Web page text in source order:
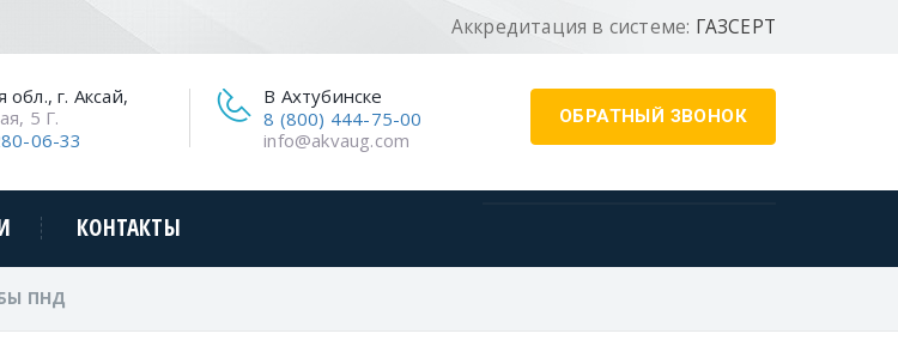
Аккредитация в системе: ГАЗСЕРТ
ОБРАТНЫЙ ЗВОНОК
В Ахтубинске
8 (800) 444-75-00
info@akvaug.com
обл., г. Аксай,
5 Г.
06-33
КОНТАКТЫ
ПНД